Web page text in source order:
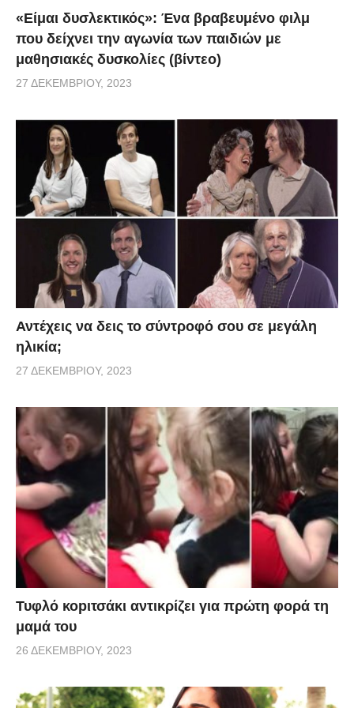
μοσχάρι σε μια γαλακτοκομική μονάδα παραγωγής
του Ισραήλ.
via
«Είμαι δυσλεκτικός»: Ένα βραβευμένο φιλμ
που δείχνει την αγωνία των παιδιών με
μαθησιακές δυσκολίες (βίντεο)
27 ΔΕΚΕΜΒΡΊΟΥ, 2023
Αντέχεις να δεις το σύντροφό σου σε μεγάλη
ηλικία;
27 ΔΕΚΕΜΒΡΊΟΥ, 2023
Τυφλό κοpιτσάκι αντικρίζει για πρώτη φορά τη
μαμά του
26 ΔΕΚΕΜΒΡΊΟΥ, 2023